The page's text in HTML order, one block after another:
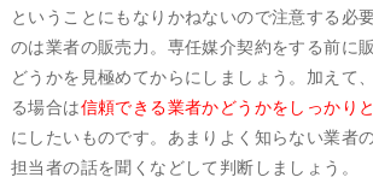
ということにもなりかねないので注意する必
のは業者の販売力。専任媒介契約をする前に
どうかを見極めてからにしましょう。加えて
る場合は信頼できる業者かどうかをしっかり
にしたいものです。あまりよく知らない業者
担当者の話を聞くなどして判断しましょう。